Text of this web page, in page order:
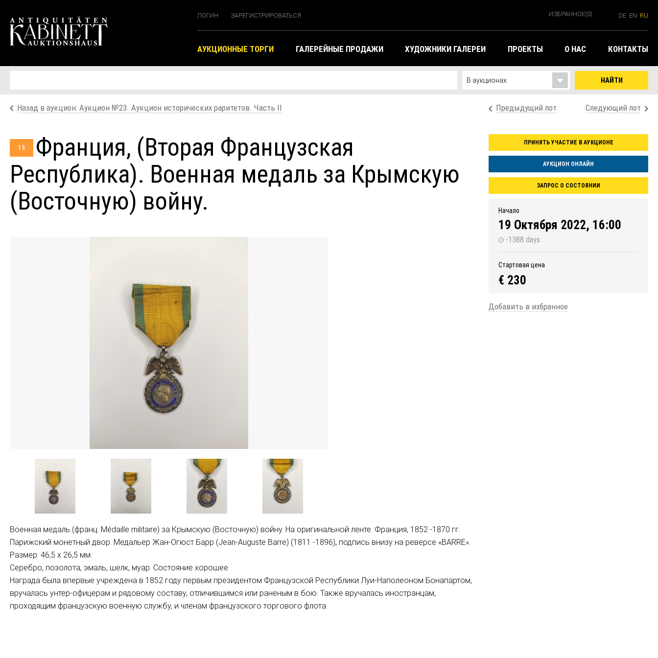
ЛОГИН ЗАРЕГИСТРИРОВАТЬСЯ ИЗБРАННОЕ(0) DE EN RU
АУКЦИОННЫЕ ТОРГИ ГАЛЕРЕЙНЫЕ ПРОДАЖИ ХУДОЖНИКИ ГАЛЕРЕИ ПРОЕКТЫ О НАС КОНТАКТЫ
НАЙТИ
Назад в аукцион: Аукцион №23. Аукцион исторических раритетов. Часть II Предыдущий лот Следующий лот
19
Франция, (Вторая Французская
Республика). Военная медаль за Крымскую
(Восточную) войну.
ПРИНЯТЬ УЧАСТИЕ В АУКЦИОНЕ
АУКЦИОН ОНЛАЙН
ЗАПРОС О СОСТОЯНИИ
Начало
19 Октября 2022, 16:00
-1388 days
Стартовая цена
€ 230
Добавить в избранное
Военная медаль (франц. Médaille militaire) за Крымскую (Восточную) войну. На оригинальной ленте. Франция, 1852 -1870 гг.
Парижский монетный двор. Медальер Жан-Огюст Барр (Jean-Auguste Barre) (1811 -1896), подпись внизу на реверсе «BARRE».
Размер: 46,5 х 26,5 мм.
Серебро, позолота, эмаль, шелк, муар. Состояние хорошее.
Награда была впервые учреждена в 1852 году первым президентом Французской Республики Луи-Наполеоном Бонапартом,
вручалась унтер-офицерам и рядовому составу, отличившимся или раненым в бою. Также вручалась иностранцам,
проходящим французскую военную службу, и членам французского торгового флота.